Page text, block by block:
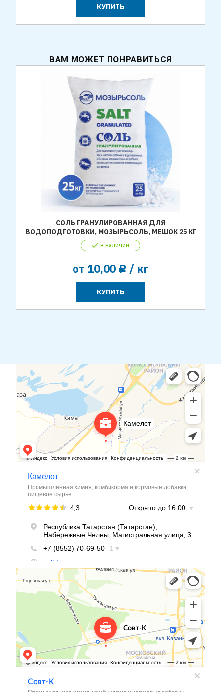
КУПИТЬ
ВАМ МОЖЕТ ПОНРАВИТЬСЯ
СОЛЬ ГРАНУЛИРОВАННАЯ ДЛЯ
ВОДОПОДГОТОВКИ, МОЗЫРЬСОЛЬ, МЕШОК 25 КГ
в наличии
от 10,00 Р / кг
КУПИТЬ